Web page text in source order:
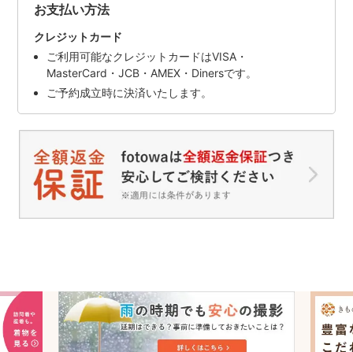
お支払い方法
クレジットカード
ご利用可能なクレジットカードはVISA・
MasterCard・JCB・AMEX・Dinersです。
ご予約成立時に決済いたします。